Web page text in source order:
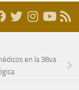
en la 38va